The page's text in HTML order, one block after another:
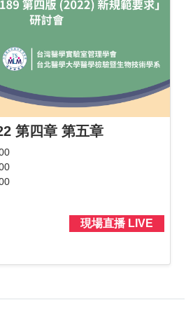
第四章 第五章
現場直播 LIVE